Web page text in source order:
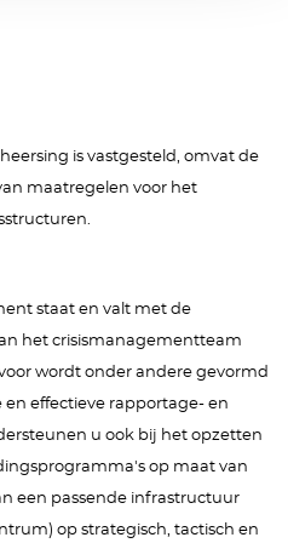
is vastgesteld, omvat de
maatregelen voor het
staat en valt met de
het crisismanagementteam
wordt onder andere gevormd
effectieve rapportage- en
u ook bij het opzetten
op maat van
een passende infrastructuur
op strategisch, tactisch en